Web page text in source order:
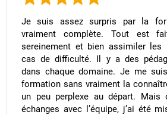
Je suis assez surpris par la
vraiment complète. Tout est
sereinement et bien assimiler les
cas de difficulté. Il y a des
dans chaque domaine. Je me
formation sans vraiment la
un peu perplexe au départ. Mais
échanges avec l’équipe, j’ai été